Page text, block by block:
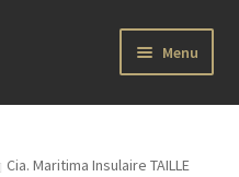
Menu
Cia. Maritima Insulaire TAILLE